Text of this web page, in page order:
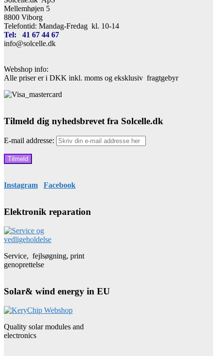
Mellemhøjen 5
8800 Viborg
Telefontid: Mandag-Fredag kl. 10-14
Tel: 41 67 44 67
info@solcelle.dk
Webshop info:
Alle priser er i DKK inkl. moms og eksklusiv fragtgebyr
Tilmeld dig nyhedsbrevet fra Solcelle.dk
E-mail addresse:
Instagram Facebook
Elektronik reparation
Service, fejlsøgning, print
genoprettelse
Solar& wind energy in EU
Quality solar modules and
electronics